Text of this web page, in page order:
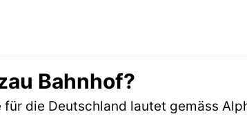
Bahnhof?
für die Deutschland lautet gemäss